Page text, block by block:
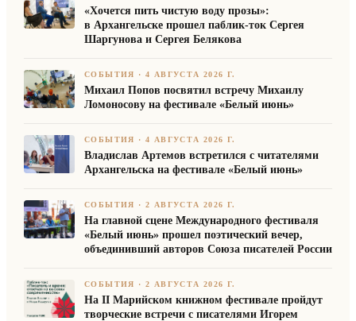
«Хочется пить чистую воду прозы»:
в Архангельске прошел паблик-ток Сергея
Шаргунова и Сергея Белякова
СОБЫТИЯ ·4 АВГУСТА 2026 Г.
Михаил Попов посвятил встречу Михаилу
Ломоносову на фестивале «Белый июнь»
СОБЫТИЯ ·4 АВГУСТА 2026 Г.
Владислав Артемов встретился с читателями
Архангельска на фестивале «Белый июнь»
СОБЫТИЯ ·2 АВГУСТА 2026 Г.
На главной сцене Международного фестиваля
«Белый июнь» прошел поэтический вечер,
объединивший авторов Союза писателей России
СОБЫТИЯ ·2 АВГУСТА 2026 Г.
На II Марийском книжном фестивале пройдут
творческие встречи с писателями Игорем